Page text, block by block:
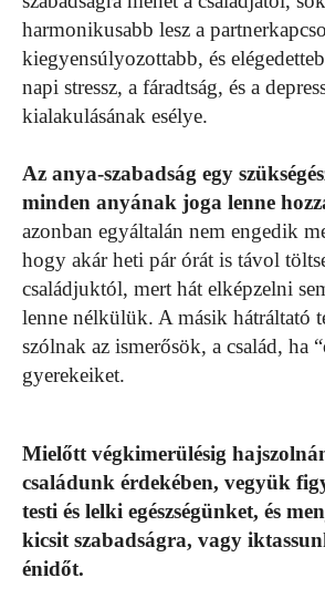
harmonikusabb lesz a
kiegyensúlyozottabb, és
napi stressz, a fáradtság, és a
kialakulásának esélye.
Az anya-szabadság egy
minden anyának joga lenne
azonban egyáltalán nem engedik
hogy akár heti pár órát is távol
családjuktól, mert hát elképzelni
lenne nélkülük. A másik hátráltató
szólnak az ismerősök, a család, ha
gyerekeiket.
Mielőtt végkimerülésig
családunk érdekében, vegyük
testi és lelki egészségünket, és
kicsit szabadságra, vagy
énidőt.